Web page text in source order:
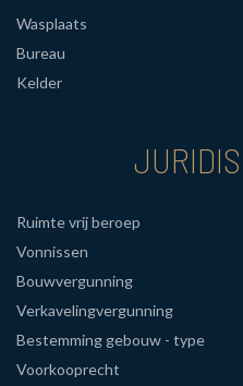
Wasplaats
Bureau
Kelder
Ruimte vrij beroep
Vonnissen
Bouwvergunning
Verkavelingvergunning
Bestemming gebouw - type
Voorkooprecht